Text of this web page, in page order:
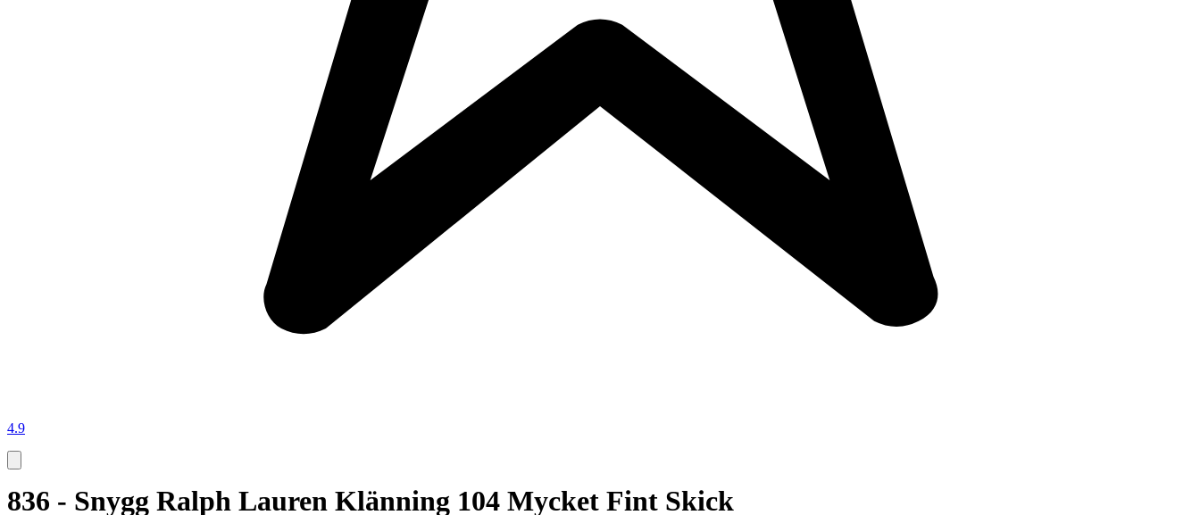
4.9
836 - Snygg Ralph Lauren Klänning 104 Mycket Fint Skick